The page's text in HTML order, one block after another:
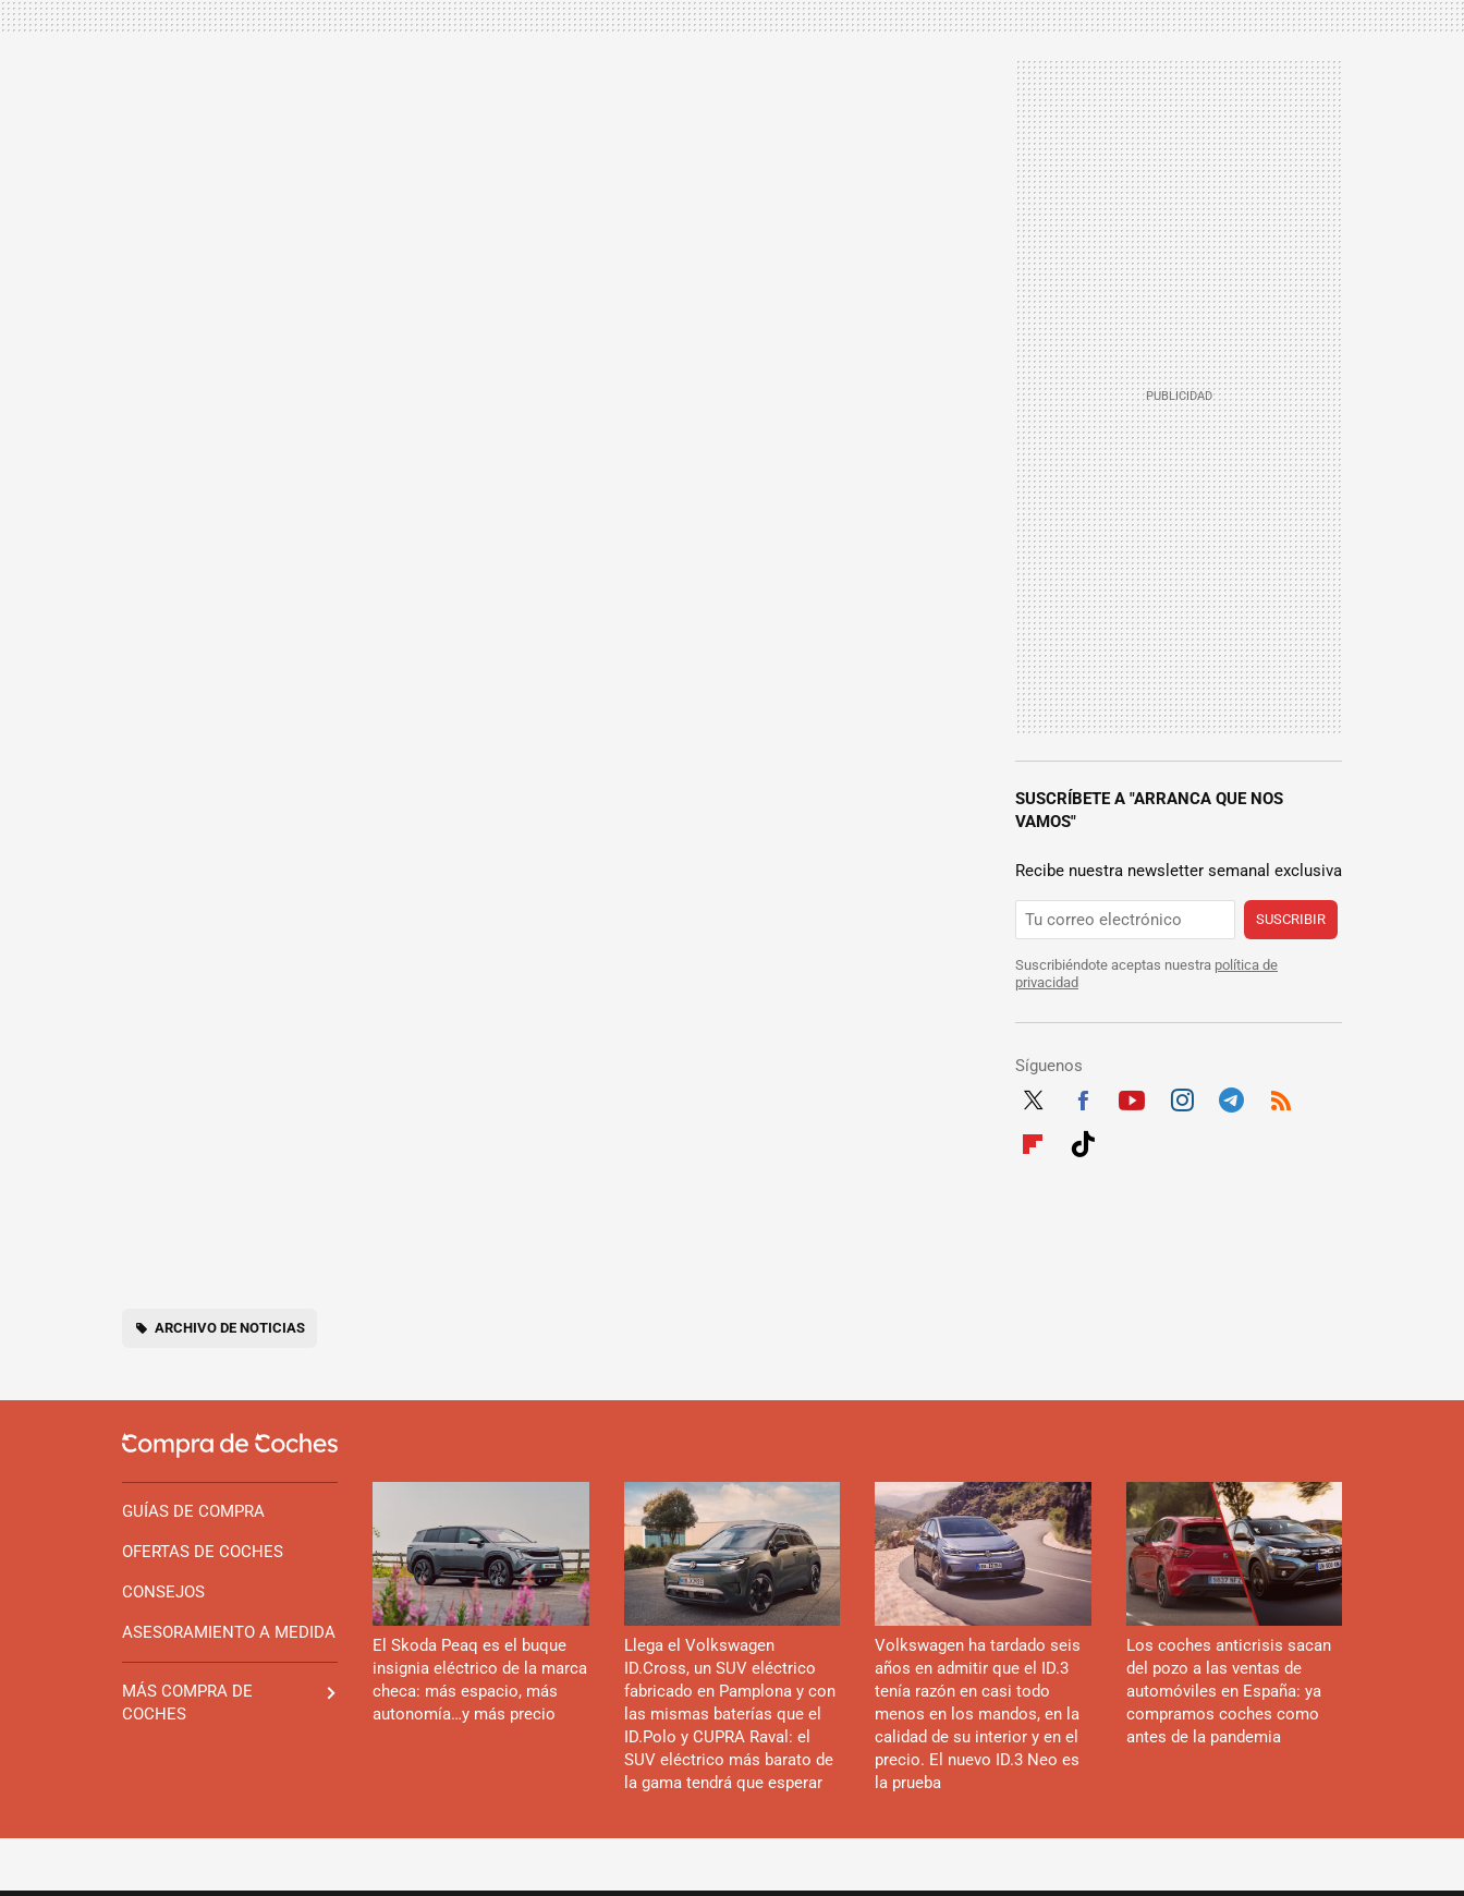
SUSCRÍBETE A "ARRANCA QUE NOS
VAMOS"
Recibe nuestra newsletter semanal exclusiva
SUSCRIBIR
Suscribiéndote aceptas nuestra política de
privacidad
Síguenos
Twit
Fac
ARCHIVO DE NOTICIAS
GUÍAS DE COMPRA
OFERTAS DE COCHES
CONSEJOS
ASESORAMIENTO A MEDIDA
MÁS COMPRA DE
COCHES
El Skoda Peaq es el buque
insignia eléctrico de la marca
checa: más espacio, más
autonomía…y más precio
Llega el Volkswagen
ID.Cross, un SUV eléctrico
fabricado en Pamplona y con
las mismas baterías que el
ID.Polo y CUPRA Raval: el
SUV eléctrico más barato de
la gama tendrá que esperar
Volkswagen ha tardado seis
años en admitir que el ID.3
tenía razón en casi todo
menos en los mandos, en la
calidad de su interior y en el
precio. El nuevo ID.3 Neo es
la prueba
Los coches anticrisis sacan
del pozo a las ventas de
automóviles en España: ya
compramos coches como
antes de la pandemia